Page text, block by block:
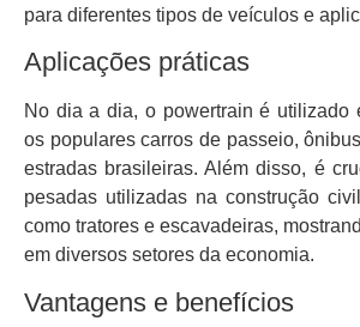
para diferentes tipos de veículos e
Aplicações práticas
No dia a dia, o powertrain é utilizado
os populares carros de passeio,
estradas brasileiras. Além disso, é
pesadas utilizadas na construção
como tratores e escavadeiras,
em diversos setores da economia.
Vantagens e benefícios